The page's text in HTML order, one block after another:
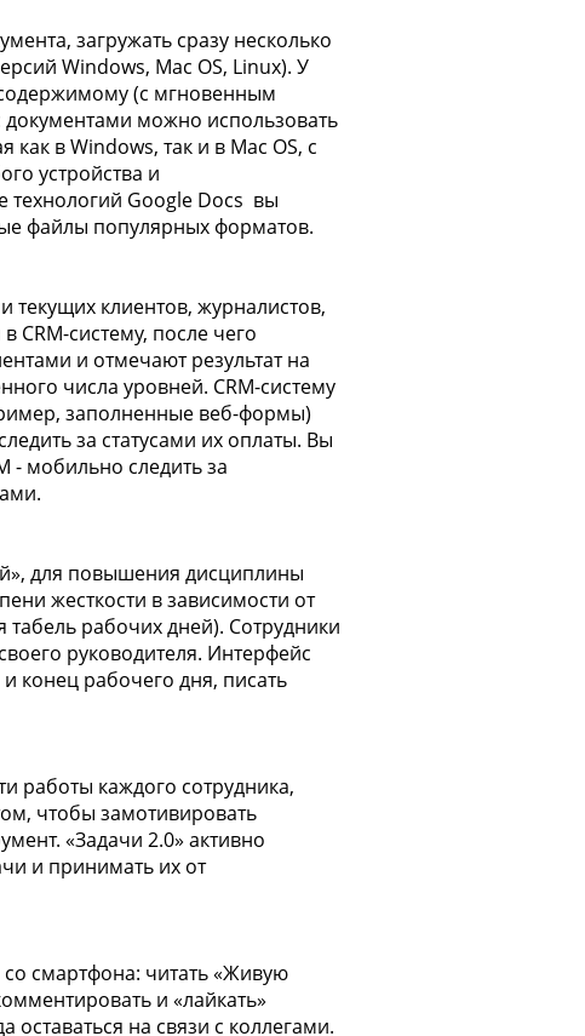
загружать сразу несколько
Windows, Mac OS, Linux). У
(с мгновенным
документами можно использовать
в Windows, так и в Mac OS, с
устройства и
технологий Google Docs вы
файлы популярных форматов.
текущих клиентов, журналистов,
систему, после чего
и отмечают результат на
числа уровней. CRM-систему
заполненные веб-формы)
за статусами их оплаты. Вы
- мобильно следить за
для повышения дисциплины
жесткости в зависимости от
табель рабочих дней). Сотрудники
руководителя. Интерфейс
конец рабочего дня, писать
работы каждого сотрудника,
чтобы замотивировать
«Задачи 2.0» активно
и принимать их от
смартфона: читать «Живую
и «лайкать»
на связи с коллегами.